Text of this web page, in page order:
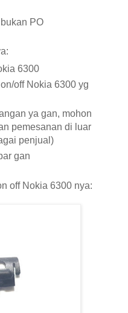
PO
6300
off Nokia 6300 yg
ya gan, mohon
pemesanan di luar
penjual)
gan
off Nokia 6300 nya: